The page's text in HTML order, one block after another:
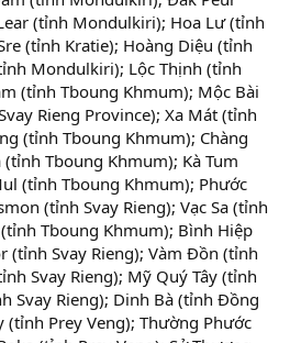
(tỉnh Mondulkiri); Hoa Lư (tỉnh
(tỉnh Kratie); Hoàng Diệu (tỉnh
Mondulkiri); Lộc Thịnh (tỉnh
(tỉnh Tboung Khmum); Mộc Bài
Rieng Province); Xa Mát (tỉnh
(tỉnh Tboung Khmum); Chàng
(tỉnh Tboung Khmum); Kà Tum
(tỉnh Tboung Khmum); Phước
(tỉnh Svay Rieng); Vạc Sa (tỉnh
Tboung Khmum); Bình Hiệp
(tỉnh Svay Rieng); Vàm Đồn (tỉnh
Svay Rieng); Mỹ Quý Tây (tỉnh
Svay Rieng); Dinh Bà (tỉnh Đồng
(tỉnh Prey Veng); Thường Phước